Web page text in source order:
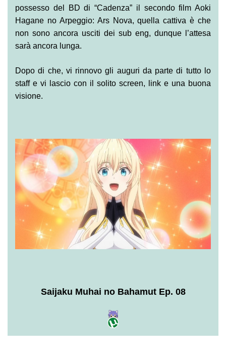
possesso del BD di “Cadenza” il secondo film Aoki
Hagane no Arpeggio: Ars Nova, quella cattiva è che
non sono ancora usciti dei sub eng, dunque l’attesa
sarà ancora lunga.
Dopo di che, vi rinnovo gli auguri da parte di tutto lo
staff e vi lascio con il solito screen, link e una buona
visione.
Saijaku Muhai no Bahamut Ep. 08